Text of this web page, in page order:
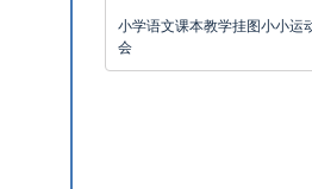
小学语文课本教学挂图小小运
会